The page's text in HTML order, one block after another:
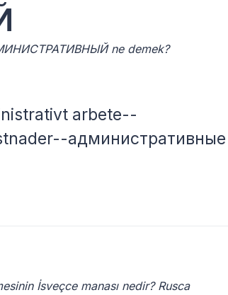
ne demek?
arbete--
административные
İsveçce manası nedir? Rusca